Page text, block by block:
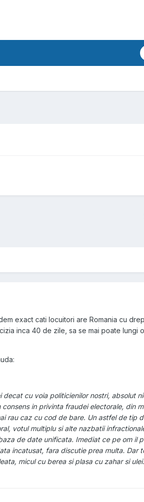
exact cati locuitori are Romania cu
inca 40 de zile, sa se mai poate
cu voia politicienilor nostri, absolut
in privinta fraudei electorale, din
rau caz cu cod de bare. Un astfel de tip
votul multiplu si alte nazbatii
de date unificata. Imediat ce pe om il
incatusat, fara discutie prea multa. Dar
micul cu berea si plasa cu zahar si